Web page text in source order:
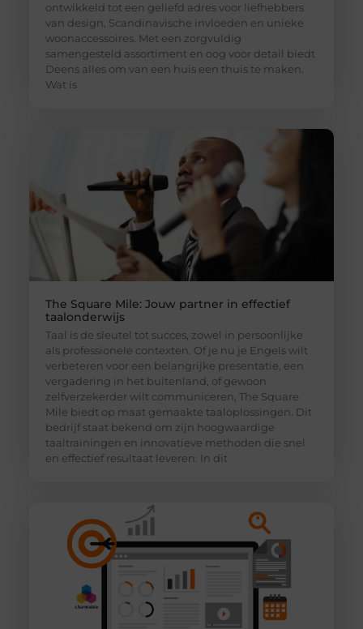
ontwikkeld tot een geliefd adres voor liefhebbers
van design, Scandinavische invloeden en unieke
woonaccessoires. Met een zorgvuldig
samengesteld assortiment en oog voor detail biedt
Deens alles om van een huis een thuis te maken.
Wat is
The Square Mile: Jouw partner in effectief
taalonderwijs
Taal is de sleutel tot succes, zowel in persoonlijke
als professionele contexten. Of je nu je Engels wilt
verbeteren voor een belangrijke presentatie, een
vergadering in het buitenland, of gewoon
zelfverzekerder wilt communiceren, The Square
Mile biedt op maat gemaakte taaloplossingen. Dit
bedrijf staat bekend om zijn hoogwaardige
taaltrainingen en innovatieve methoden die snel
en effectief resultaat leveren. In dit